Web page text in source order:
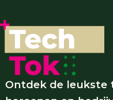
Ontdek de leukste